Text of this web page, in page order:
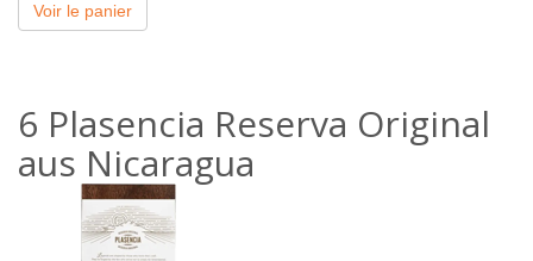
Voir le panier
6 Plasencia Reserva Original
aus Nicaragua